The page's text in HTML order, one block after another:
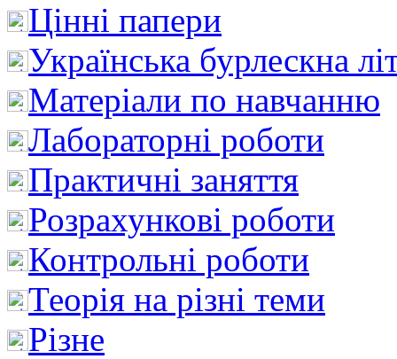
Цінні папери
Українська бурлескна
Матеріали по навчанню
Лабораторні роботи
Практичні заняття
Розрахункові роботи
Контрольні роботи
Теорія на різні теми
Різне